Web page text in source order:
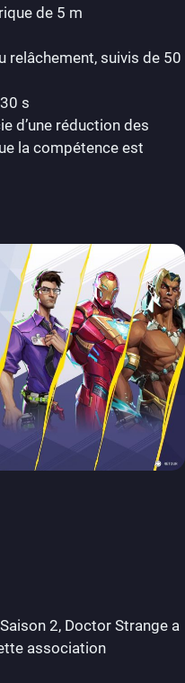
de 5 m
relâchement, suivis de 50
s
d’une réduction des
la compétence est
2, Doctor Strange a
association